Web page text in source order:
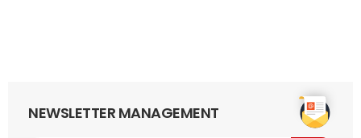
NEWSLETTER MANAGEMENT